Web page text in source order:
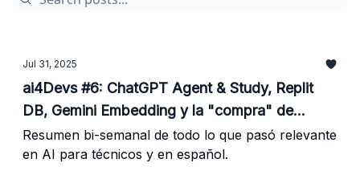
Jul 31, 2025
ai4Devs #6: ChatGPT Agent & Study, Replit
DB, Gemini Embedding y la "compra" de
Windsurf
Resumen bi-semanal de todo lo que pasó relevante
en AI para técnicos y en español.